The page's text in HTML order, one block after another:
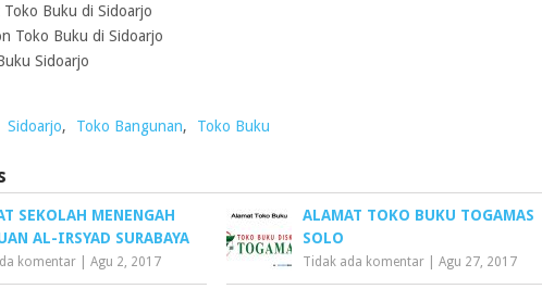
Buku di Sidoarjo
Toko Buku di Sidoarjo
Sidoarjo
Sidoarjo, Toko Bangunan, Toko Buku
SEKOLAH MENENGAH
AL-IRSYAD SURABAYA
komentar Agu 2, 2017
ALAMAT TOKO BUKU TOGAMAS
SOLO
Tidak ada komentar |Agu 27, 2017